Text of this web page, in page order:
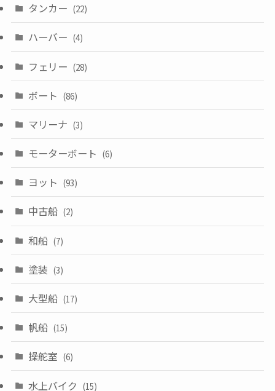
タンカー (22)
ハーバー (4)
フェリー (28)
ボート (86)
マリーナ (3)
モーターボート (6)
ヨット (93)
中古船 (2)
和船 (7)
塗装 (3)
大型船 (17)
帆船 (15)
操舵室 (6)
水上バイク (15)